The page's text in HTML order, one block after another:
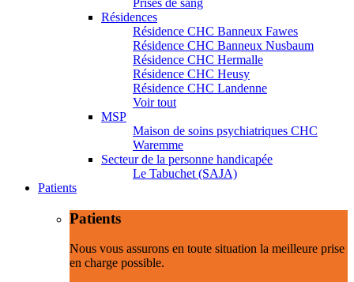
Prises de sang
Résidences
Résidence CHC Banneux Fawes
Résidence CHC Banneux Nusbaum
Résidence CHC Hermalle
Résidence CHC Heusy
Résidence CHC Landenne
Voir tout
MSP
Maison de soins psychiatriques CHC
Waremme
Secteur de la personne handicapée
Le Tabuchet (SAJA)
Patients
Patients
Nous vous assurons en toute situation la meilleure prise
en charge possible.